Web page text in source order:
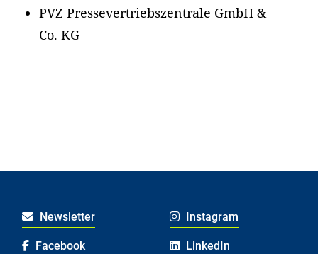
PVZ Pressevertriebszentrale GmbH &
Co. KG
Newsletter Instagram
Facebook LinkedIn